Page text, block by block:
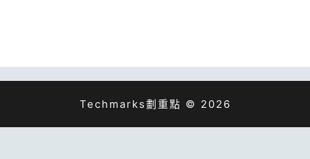
Techmarks劃重點 © 2026